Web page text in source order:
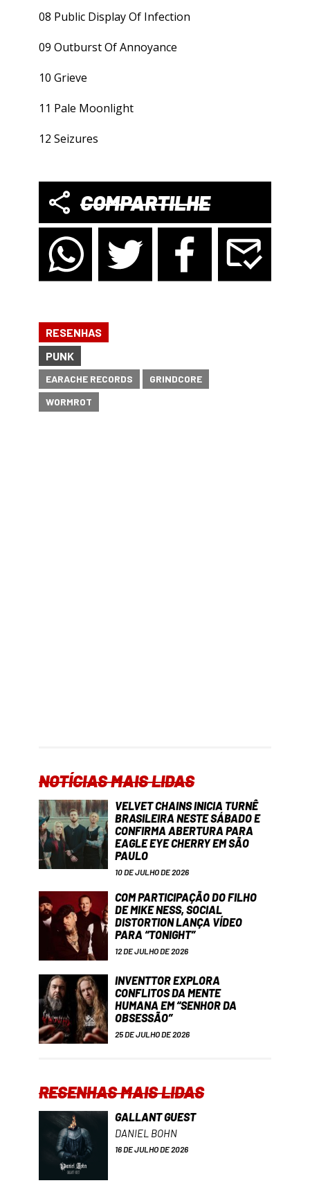
08 Public Display Of Infection
09 Outburst Of Annoyance
10 Grieve
11 Pale Moonlight
12 Seizures
COMPARTILHE
RESENHAS
PUNK
EARACHE RECORDS
GRINDCORE
WORMROT
NOTÍCIAS MAIS LIDAS
VELVET CHAINS INICIA TURNÊ
BRASILEIRA NESTE SÁBADO E
CONFIRMA ABERTURA PARA
EAGLE EYE CHERRY EM SÃO
PAULO
10 DE JULHO DE 2026
COM PARTICIPAÇÃO DO FILHO
DE MIKE NESS, SOCIAL
DISTORTION LANÇA VÍDEO
PARA “TONIGHT”
12 DE JULHO DE 2026
INVENTTOR EXPLORA
CONFLITOS DA MENTE
HUMANA EM “SENHOR DA
OBSESSÃO”
25 DE JULHO DE 2026
RESENHAS MAIS LIDAS
GALLANT GUEST
DANIEL BOHN
16 DE JULHO DE 2026